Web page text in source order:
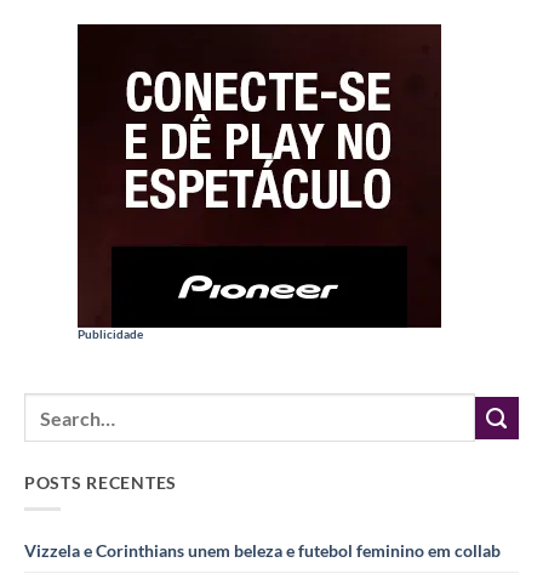
Publicidade
POSTS RECENTES
Vizzela e Corinthians unem beleza e futebol feminino em collab